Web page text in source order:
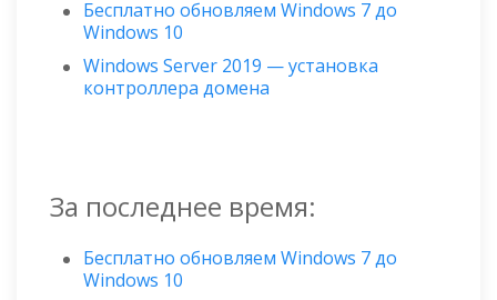
Бесплатно обновляем Windows 7 до
Windows 10
Windows Server 2019 — установка
контроллера домена
За последнее время:
Бесплатно обновляем Windows 7 до
Windows 10